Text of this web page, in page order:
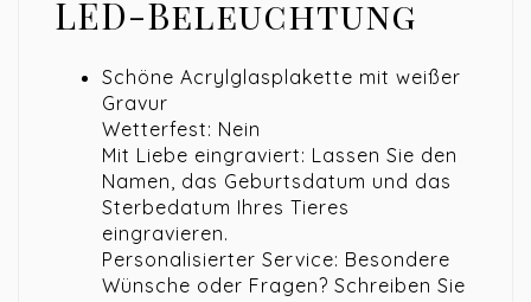
LED-Beleuchtung
Schöne Acrylglasplakette mit weißer
Gravur
Wetterfest: Nein
Mit Liebe eingraviert: Lassen Sie den
Namen, das Geburtsdatum und das
Sterbedatum Ihres Tieres
eingravieren.
Personalisierter Service: Besondere
Wünsche oder Fragen? Schreiben Sie